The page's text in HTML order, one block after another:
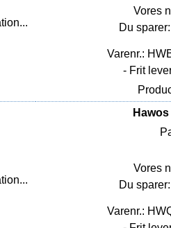
Vores
Du
Varenr.:
- Frit
Vores
Du
Varenr.: